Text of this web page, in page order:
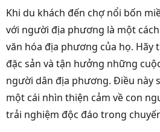
Khi du khách đến chợ nổi bốn
với người địa phương là một
văn hóa địa phương của họ. Hãy
đặc sản và tận hưởng những
người dân địa phương. Điều này
một cái nhìn thiện cảm về con
trải nghiệm độc đáo trong